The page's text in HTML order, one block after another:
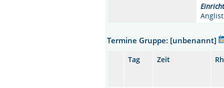
Termine Gruppe: [unbenannt]
Tag Zeit